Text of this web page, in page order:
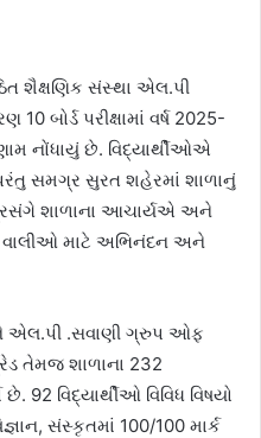
શૈક્ષણિક સંસ્થા એલ.પી
બોર્ડ પરીક્ષામાં વર્ષ 2025-
નોંધાયું છે. વિદ્યાર્થીઓએ
સમગ્ર સુરત શહેરમાં શાળાનું
શાળાના આચાર્યએ અને
વાલીઓ માટે અભિનંદન અને
એલ.પી .સવાણી ગ્રુપ ઓફ
તેમજ શાળાના 232
92 વિદ્યાર્થીઓ વિવિધ વિષયો
સંસ્કૃતમાં 100/100 માર્ક